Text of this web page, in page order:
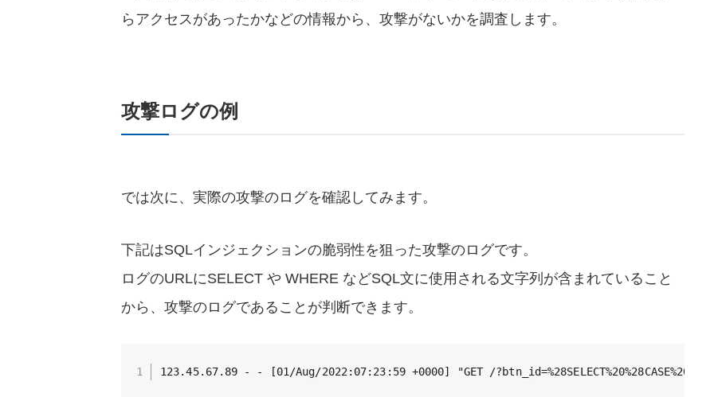
らアクセスがあったかなどの情報から、攻撃がないかを調査します。
攻撃ログの例
では次に、実際の攻撃のログを確認してみます。
下記はSQLインジェクションの脆弱性を狙った攻撃のログです。
ログのURLにSELECT や WHERE などSQL文に使用される文字列が含まれていること
から、攻撃のログであることが判断できます。
123.45.67.89 - - [01/Aug/2022:07:23:59 +0000] "GET /